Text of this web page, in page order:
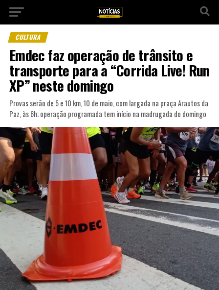
CULTURA
Emdec faz operação de trânsito e
transporte para a “Corrida Live! Run
XP” neste domingo
Provas serão de 5 e 10 km, 10 de maio, com largada na praça Arautos da
Paz, às 6h; operação programada tem início na madrugada do domingo